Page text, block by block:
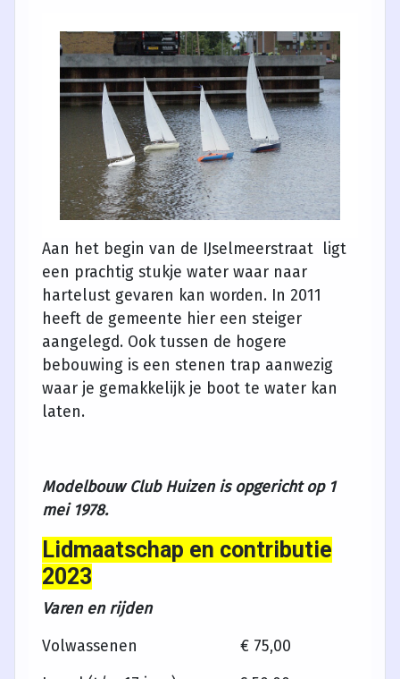
Aan het begin van de IJselmeerstraat ligt
een prachtig stukje water waar naar
hartelust gevaren kan worden. In 2011
heeft de gemeente hier een steiger
aangelegd. Ook tussen de hogere
bebouwing is een stenen trap aanwezig
waar je gemakkelijk je boot te water kan
laten.
Modelbouw Club Huizen is opgericht op 1
mei 1978.
Lidmaatschap en contributie
2023
Varen en rijden
Volwassenen € 75,00